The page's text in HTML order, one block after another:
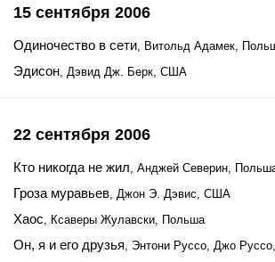
15 сентября 2006
Одиночество в сети, Витольд Адамек,
Эдисон, Дэвид Дж. Берк, США
22 сентября 2006
Кто никогда не жил, Анджей Северин,
Гроза муравьев, Джон Э. Дэвис, США
Хаос, Ксаверы Жулавски, Польша
Он, я и его друзья, Энтони Руссо, Джо